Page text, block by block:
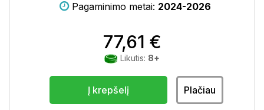
Pagaminimo metai: 2024-2026
77,61 €
Likutis: 8+
Į krepšelį Plačiau